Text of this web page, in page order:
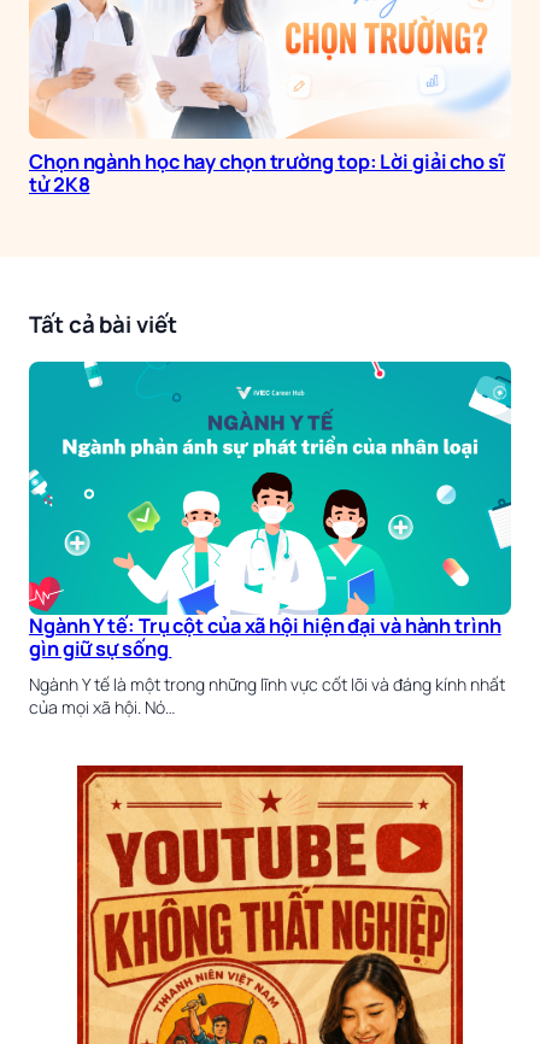
Chọn ngành học hay chọn trường top: Lời giải cho sĩ
tử 2K8
Tất cả bài viết
Ngành Y tế: Trụ cột của xã hội hiện đại và hành trình
gìn giữ sự sống
Ngành Y tế là một trong những lĩnh vực cốt lõi và đáng kính nhất
của mọi xã hội. Nó…